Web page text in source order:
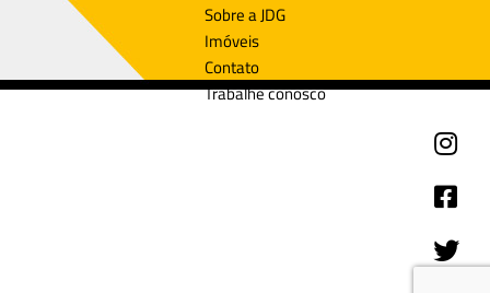
Sobre a JDG
Imóveis
Contato
Trabalhe conosco